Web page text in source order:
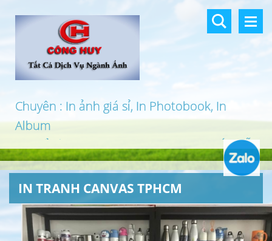
Chuyên : In ảnh giá sỉ, In Photobook, In
Album
In khổ lớn, In UV 3D, In Canvas, In PP, Ép Gỗ
…
IN TRANH CANVAS TPHCM